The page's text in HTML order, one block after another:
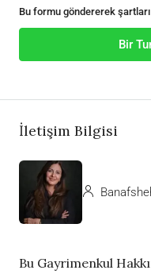
Bu formu göndererek
Bir
İletişim Bilgisi
Bu Gayrimenkul